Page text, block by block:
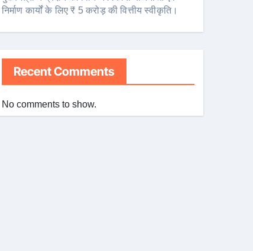
निर्माण कार्यों के लिए ₹ 5 करोड़ की वित्तीय स्वीकृति।
Recent Comments
No comments to show.